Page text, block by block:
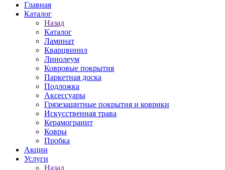
Главная
Каталог
Назад
Каталог
Ламинат
Кварцвинил
Линолеум
Ковровые покрытия
Паркетная доска
Подложка
Аксессуары
Грязезащитные покрытия и коврики
Искусственная трава
Керамогранит
Ковры
Пробка
Акции
Услуги
Назад